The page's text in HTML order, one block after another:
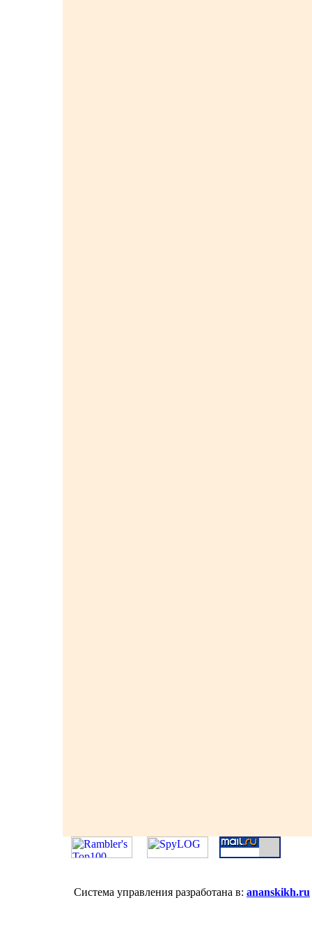
Система управления разработана в: ananskikh.ru